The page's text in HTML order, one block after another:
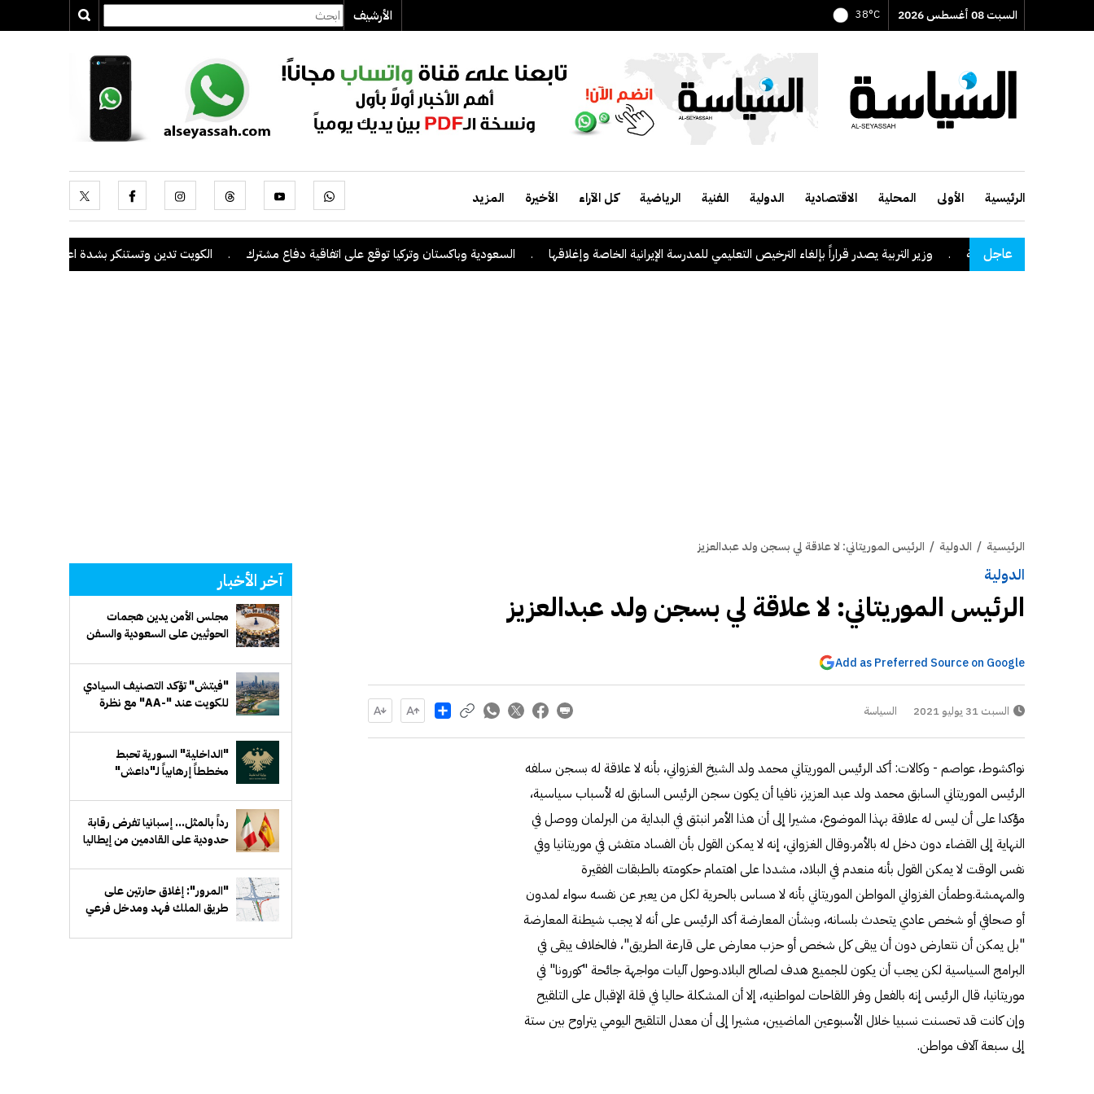
السبت 08 أغسطس 2026 38°C الأرشيف
الرئيسية الأولى المحلية الاقتصادية الدولية الفنية الرياضية كل الآراء الأخيرة المزيد
عاجل
نجران السعودية وزير التربية يصدر قراراً بإلغاء الترخيص التعليمي للمدرسة الإيرانية الخاصة وإغلاقها . السعودية وباكستان وتركيا توقع على اتفاقية دفاع مشترك . الكويت تدين وتستنكر بشدة اعتداءات ميليشيا
الرئيسية / الدولية / الرئيس الموريتاني: لا علاقة لي بسجن ولد عبدالعزيز
الدولية
الرئيس الموريتاني: لا علاقة لي بسجن ولد عبدالعزيز
Add as Preferred Source on Google
السبت 31 يوليو 2021 السياسة Share
نواكشوط، عواصم - وكالات: أكد الرئيس الموريتاني محمد ولد الشيخ الغزواني، بأنه لا علاقة له بسجن سلفه
الرئيس الموريتاني السابق محمد ولد عبد العزيز، نافيا أن يكون سجن الرئيس السابق له لأسباب سياسية،
مؤكدا على أن ليس له علاقة بهذا الموضوع، مشيرا إلى أن هذا الأمر انبثق في البداية من البرلمان ووصل في
النهاية إلى القضاء دون دخل له بالأمر.وقال الغزواني، إنه لا يمكن القول بأن الفساد متفش في موريتانيا وفي
نفس الوقت لا يمكن القول بأنه منعدم في البلاد، مشددا على اهتمام حكومته بالطبقات الفقيرة
والمهمشة.وطمأن الغزواني المواطن الموريتاني بأنه لا مساس بالحرية لكل من يعبر عن نفسه سواء لمدون
أو صحافي أو شخص عادي يتحدث بلسانه، وبشأن المعارضة أكد الرئيس على أنه لا يجب شيطنة المعارضة
"بل يمكن أن نتعارض دون أن يبقى كل شخص أو حزب معارض على قارعة الطريق"، فالخلاف يبقى في
البرامج السياسية لكن يجب أن يكون للجميع هدف لصالح البلاد.وحول آليات مواجهة جائحة "كورونا" في
موريتانيا، قال الرئيس إنه بالفعل وفر اللقاحات لمواطنيه، إلا أن المشكلة حاليا في قلة الإقبال على التلقيح
وإن كانت قد تحسنت نسبيا خلال الأسبوعين الماضيين، مشيرا إلى أن معدل التلقيح اليومي يتراوح بين ستة
إلى سبعة آلاف مواطن.
آخر الأخبار
مجلس الأمن يدين هجمات
الحوثيين على السعودية والسفن
"فيتش" تؤكد التصنيف السيادي
للكويت عند "-AA" مع نظرة
"الداخلية" السورية تحبط
مخططاً إرهابياً لـ"داعش"
دمشق
رداً بالمثل... إسبانيا تفرض رقابة
حدودية على القادمين من إيطاليا
"المرور": إغلاق حارتين على
طريق الملك فهد ومدخل فرعي